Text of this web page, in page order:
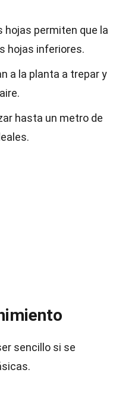
hojas permiten que la
hojas inferiores.
a la planta a trepar y
hasta un metro de
sencillo si se